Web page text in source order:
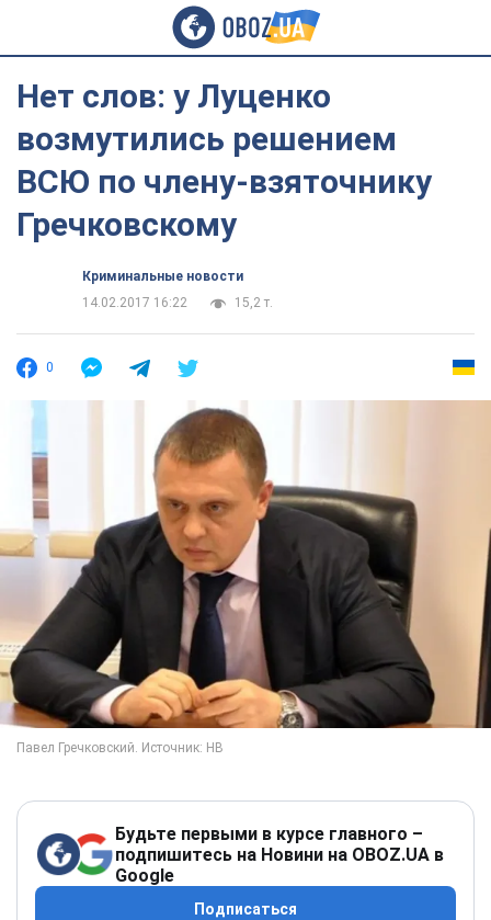
Нет слов: у Луценко
возмутились решением
ВСЮ по члену-взяточнику
Гречковскому
Криминальные новости
14.02.2017 16:22
15,2 т.
0
Будьте первыми в курсе главного –
подпишитесь на Новини на OBOZ.UA в
Google
Подписаться